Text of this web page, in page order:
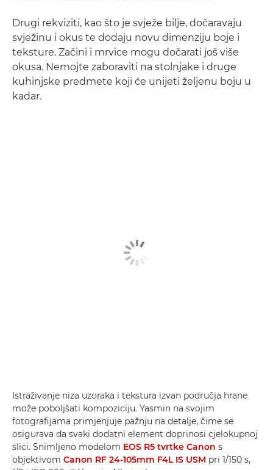
Drugi rekviziti, kao što je svježe bilje, dočaravaju
svježinu i okus te dodaju novu dimenziju boje i
teksture. Začini i mrvice mogu dočarati još više
okusa. Nemojte zaboraviti na stolnjake i druge
kuhinjske predmete koji će unijeti željenu boju u
kadar.
Istraživanje niza uzoraka i tekstura izvan područja hrane
može poboljšati kompoziciju. Yasmin na svojim
fotografijama primjenjuje pažnju na detalje, čime se
osigurava da svaki dodatni element doprinosi cjelokupnoj
slici. Snimljeno modelom EOS R5 tvrtke Canon s
objektivom Canon RF 24-105mm F4L IS USM pri 1/150 s,